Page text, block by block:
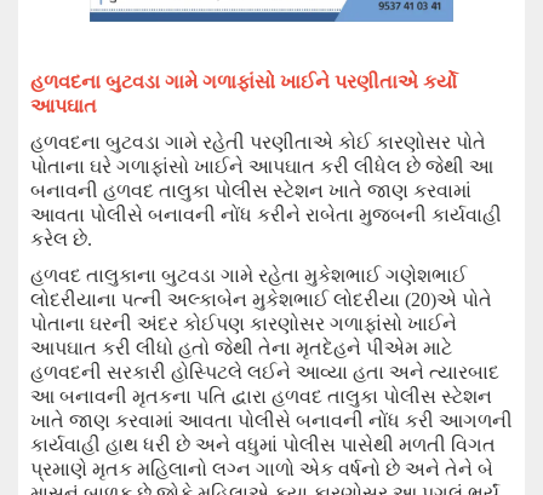
હળવદના બુટવડા ગામેગળાફાંસો ખાઈને પરણીતાએ કર્યો
આપઘાત
હળવદના બુટવડા ગામે રહેતી પરણીતાએ કોઈ કારણોસર પોતે
પોતાના ઘરે ગળાફાંસો ખાઈને આપઘાત કરી લીધેલ છે જેથી આ
બનાવની હળવદ તાલુકા પોલીસ સ્ટેશન ખાતે જાણ કરવામાં
આવતા પોલીસે બનાવની નોંધ કરીને રાબેતા મુજબની કાર્યવાહી
કરેલ છે.
હળવદ તાલુકાના બુટવડા ગામે રહેતા મુકેશભાઈ ગણેશભાઈ
લોદરીયાના પત્ની અલ્કાબેન મુકેશભાઈ લોદરીયા (20)એ પોતે
પોતાના ઘરની અંદર કોઈપણ કારણોસર ગળાફાંસો ખાઈને
આપઘાત કરી લીધો હતો જેથી તેના મૃતદેહને પીએમ માટે
હળવદની સરકારી હોસ્પિટલે લઈને આવ્યા હતા અને ત્યારબાદ
આ બનાવની મૃતકના પતિ દ્વારા હળવદ તાલુકા પોલીસ સ્ટેશન
ખાતે જાણ કરવામાં આવતા પોલીસે બનાવની નોંધ કરી આગળની
કાર્યવાહી હાથ ધરી છે અને વધુમાં પોલીસ પાસેથી મળતી વિગત
પ્રમાણે મૃતક મહિલાનો લગ્ન ગાળો એક વર્ષનો છે અને તેને બે